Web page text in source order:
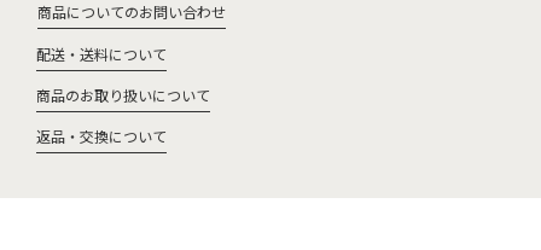
商品についてのお問い合わせ
配送・送料について
商品のお取り扱いについて
返品・交換について